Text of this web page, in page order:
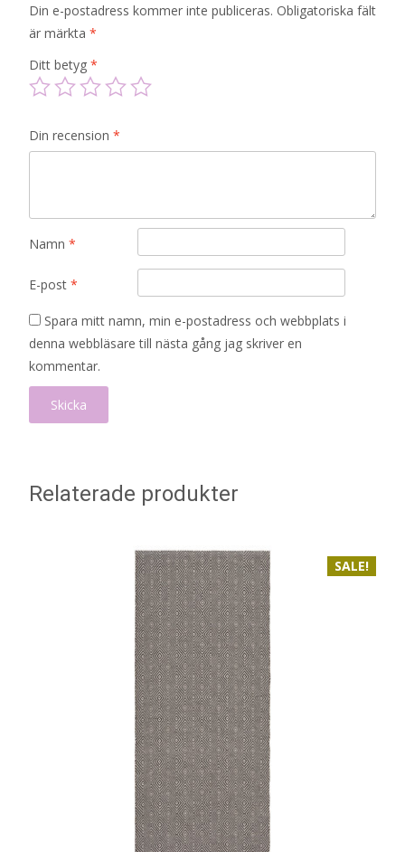
Din e-postadress kommer inte publiceras. Obligatoriska fält
är märkta *
Ditt betyg *
Din recension *
Namn *
E-post *
Spara mitt namn, min e-postadress och webbplats i
denna webbläsare till nästa gång jag skriver en
kommentar.
Relaterade produkter
SALE!